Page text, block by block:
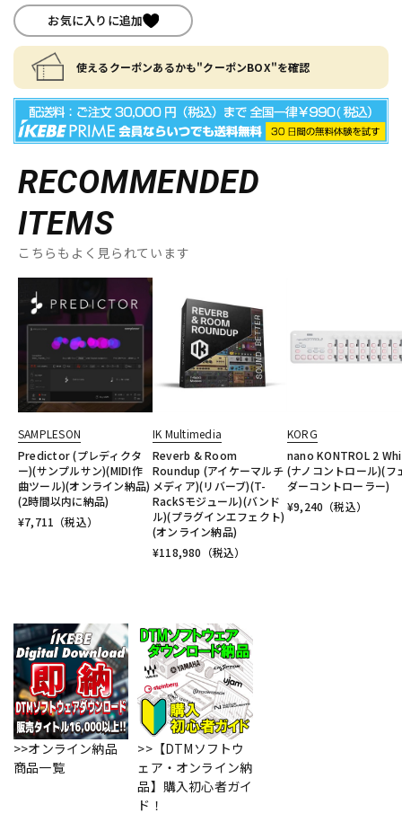
お気に入りに追加
使えるクーポンあるかも"クーポンBOX"を確認
RECOMMENDED
ITEMS
こちらもよく見られています
SAMPLESON
Predictor (プレディクタ
ー)(サンプルサン)(MIDI作
曲ツール)(オンライン納品)
(2時間以内に納品)
¥7,711 （税込）
IK Multimedia
Reverb & Room
Roundup (アイケーマルチ
メディア)(リバーブ)(T-
RackSモジュール)(バンド
ル)(プラグインエフェクト)
(オンライン納品)
¥118,980 （税込）
KORG
nano KONTROL 2
(ナノコントロール)(フ
ダーコントローラー)
¥9,240 （税込）
>>オンライン納品
商品一覧
>>【DTMソフトウ
ェア・オンライン納
品】購入初心者ガイ
ド！